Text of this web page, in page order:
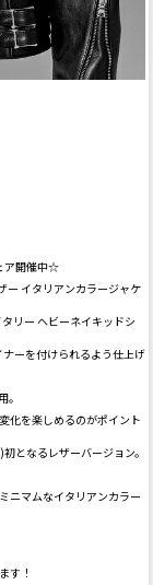
ア開催中☆
ー イタリアンカラージャケ
リー ヘビーネイキッドシ
ーを付けられるよう仕上げ
。
化を楽しめるのがポイント
となるレザーバージョン。
ニマムなイタリアンカラー
す！